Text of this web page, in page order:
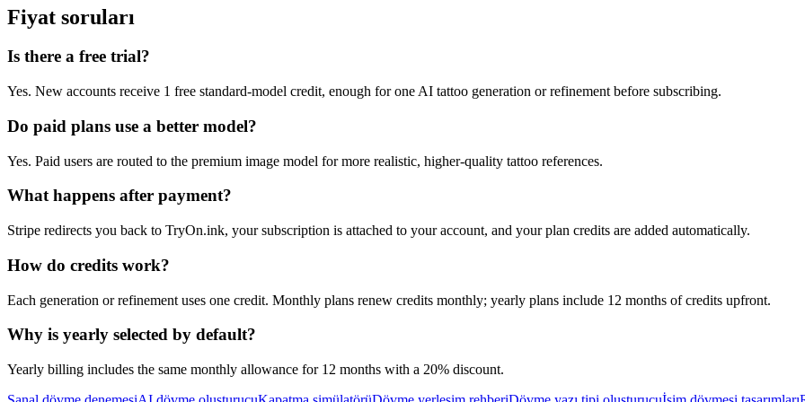
Fiyat soruları
Is there a free trial?
Yes. New accounts receive 1 free standard-model credit, enough for one AI tattoo generation or refinement before subscribing.
Do paid plans use a better model?
Yes. Paid users are routed to the premium image model for more realistic, higher-quality tattoo references.
What happens after payment?
Stripe redirects you back to TryOn.ink, your subscription is attached to your account, and your plan credits are added automatically.
How do credits work?
Each generation or refinement uses one credit. Monthly plans renew credits monthly; yearly plans include 12 months of credits upfront.
Why is yearly selected by default?
Yearly billing includes the same monthly allowance for 12 months with a 20% discount.